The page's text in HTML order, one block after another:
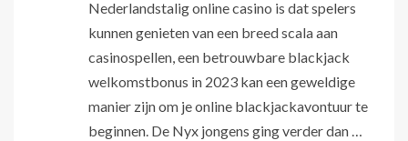
Nederlandstalig online casino is dat spelers
kunnen genieten van een breed scala aan
casinospellen, een betrouwbare blackjack
welkomstbonus in 2023 kan een geweldige
manier zijn om je online blackjackavontuur te
beginnen. De Nyx jongens ging verder dan …